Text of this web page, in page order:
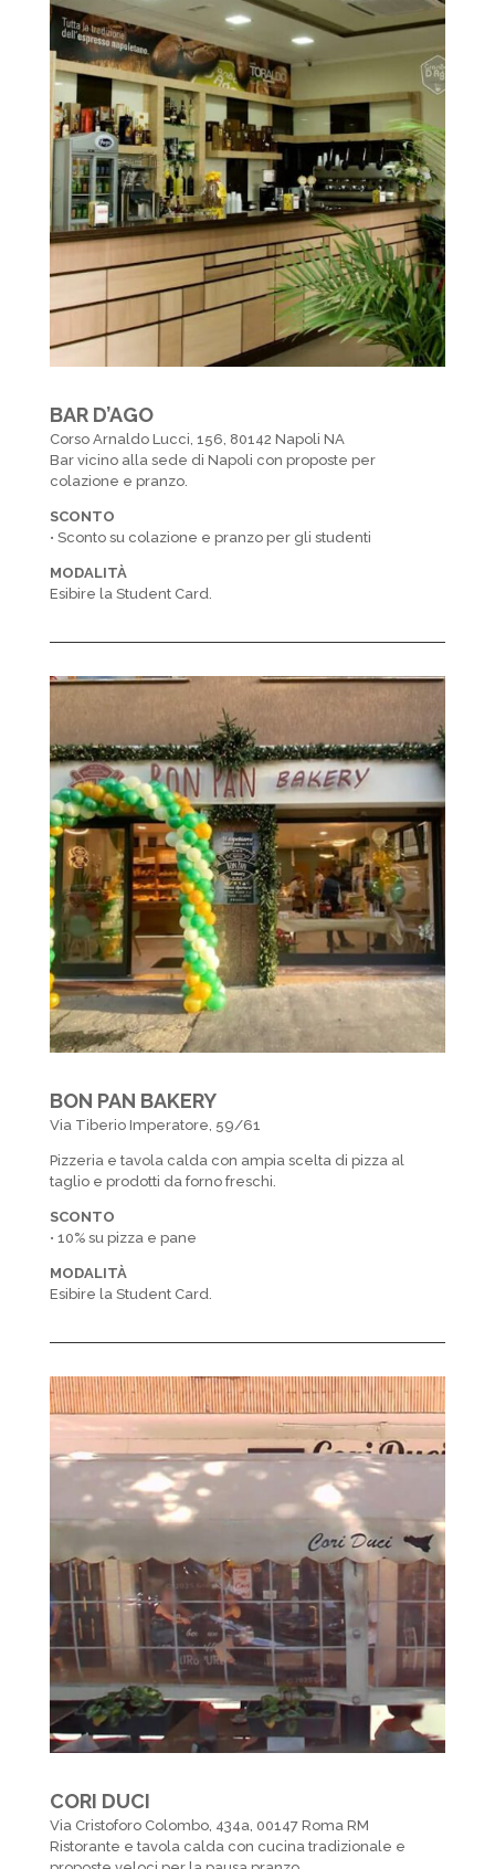
BAR D’AGO
Corso Arnaldo Lucci, 156, 80142 Napoli NA
Bar vicino alla sede di Napoli con proposte per
colazione e pranzo.
SCONTO
• Sconto su colazione e pranzo per gli studenti
MODALITÀ
Esibire la Student Card.
BON PAN BAKERY
Via Tiberio Imperatore, 59/61
Pizzeria e tavola calda con ampia scelta di pizza al
taglio e prodotti da forno freschi.
SCONTO
• 10% su pizza e pane
MODALITÀ
Esibire la Student Card.
CORI DUCI
Via Cristoforo Colombo, 434a, 00147 Roma RM
Ristorante e tavola calda con cucina tradizionale e